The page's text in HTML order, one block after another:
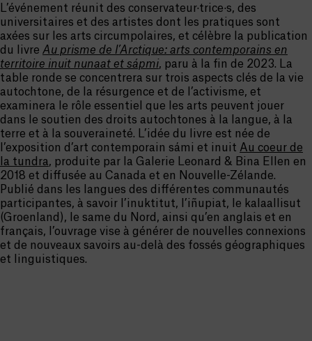
L’événement réunit des conservateur·trice·s, des
universitaires et des artistes dont les pratiques sont
axées sur les arts circumpolaires, et célèbre la publication
du livre Au prisme de l’Arctique: arts contemporains en
territoire inuit nunaat et sápmi, paru à la fin de 2023. La
table ronde se concentrera sur trois aspects clés de la vie
autochtone, de la résurgence et de l’activisme, et
examinera le rôle essentiel que les arts peuvent jouer
dans le soutien des droits autochtones à la langue, à la
terre et à la souveraineté. L’idée du livre est née de
l’exposition d’art contemporain sámi et inuit Au coeur de
la tundra, produite par la Galerie Leonard & Bina Ellen en
2018 et diffusée au Canada et en Nouvelle-Zélande.
Publié dans les langues des différentes communautés
participantes, à savoir l’inuktitut, l’iñupiat, le kalaallisut
(Groenland), le same du Nord, ainsi qu’en anglais et en
français, l’ouvrage vise à générer de nouvelles connexions
et de nouveaux savoirs au-delà des fossés géographiques
et linguistiques.